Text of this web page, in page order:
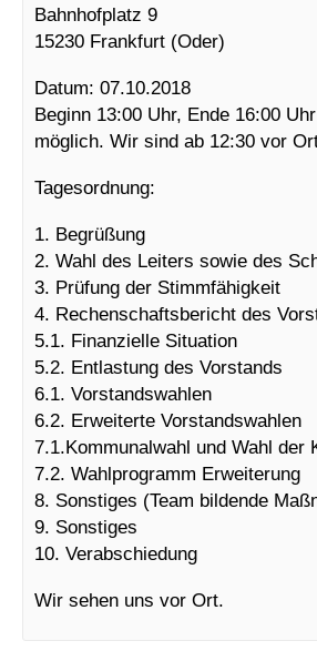
Bahnhofplatz 9
15230 Frankfurt (Oder)
Datum: 07.10.2018
Beginn 13:00 Uhr, Ende 16:00
möglich. Wir sind ab 12:30 vor
Tagesordnung:
1. Begrüßung
2. Wahl des Leiters sowie des
3. Prüfung der Stimmfähigkeit
4. Rechenschaftsbericht des
5.1. Finanzielle Situation
5.2. Entlastung des Vorstands
6.1. Vorstandswahlen
6.2. Erweiterte Vorstandswahlen
7.1.Kommunalwahl und Wahl der
7.2. Wahlprogramm Erweiterung
8. Sonstiges (Team bildende
9. Sonstiges
10. Verabschiedung
Wir sehen uns vor Ort.